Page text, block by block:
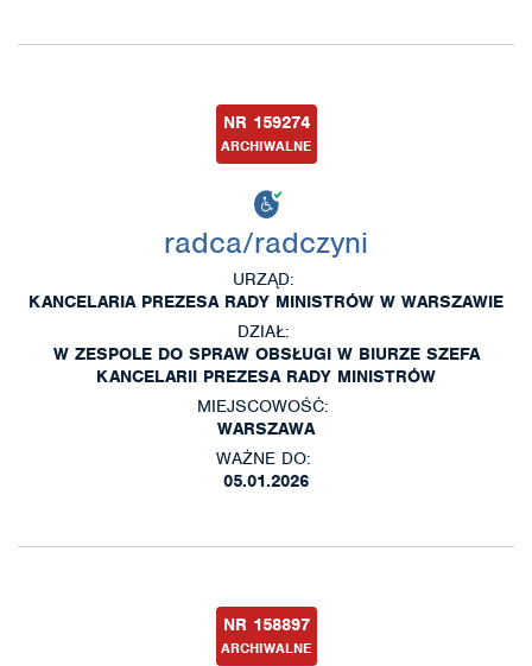
NR 159274
ARCHIWALNE
radca/radczyni
URZĄD:
KANCELARIA PREZESA RADY MINISTRÓW W WARSZAWIE
DZIAŁ:
W ZESPOLE DO SPRAW OBSŁUGI W BIURZE SZEFA
KANCELARII PREZESA RADY MINISTRÓW
MIEJSCOWOŚĆ:
WARSZAWA
WAŻNE DO:
05.01.2026
NR 158897
ARCHIWALNE